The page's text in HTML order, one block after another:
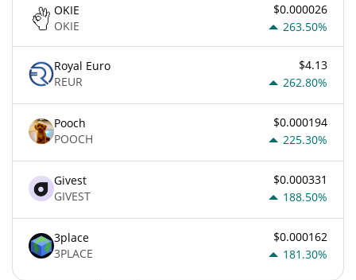
OKIE
OKIE
$0.000026
263.50%
Royal Euro
REUR
$4.13
262.80%
Pooch
POOCH
$0.000194
225.30%
Givest
GIVEST
$0.000331
188.50%
3place
3PLACE
$0.000162
181.30%